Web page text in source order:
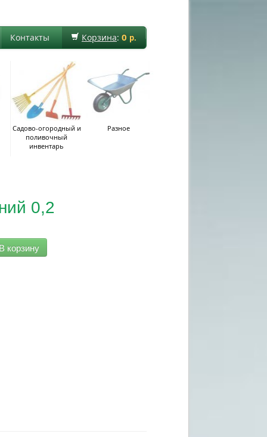
Корзина: 0 р.
Контакты
Садово-огородный и
поливочный
инвентарь
Разное
0,2
корзину